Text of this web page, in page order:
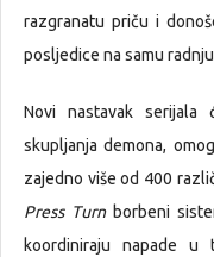
razgranatu priču i
posljedice na samu
Novi nastavak
skupljanja demona,
zajedno više od 400
Press Turnborbeni
koordiniraju napade u